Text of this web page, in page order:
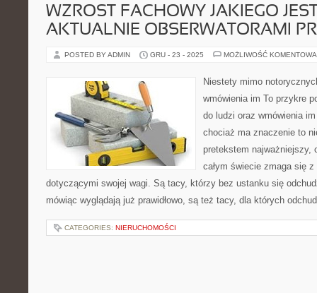
WZROST FACHOWY JAKIEGO
AKTUALNIE OBSERWATORAMI
POSTED BY ADMIN GRU - 23 - 2025 MOŻLIWOŚĆ
Niestety mimo
wmówienia im To przykre
do ludzi oraz wmówienia
chociaż ma znaczenie to
pretekstem najważniejszy,
całym świecie zmaga się
dotyczącymi swojej wagi. Są tacy, którzy bez ustanku się
mówiąc wyglądają już prawidłowo, są też tacy, dla których
CATEGORIES: NIERUCHOMOŚCI